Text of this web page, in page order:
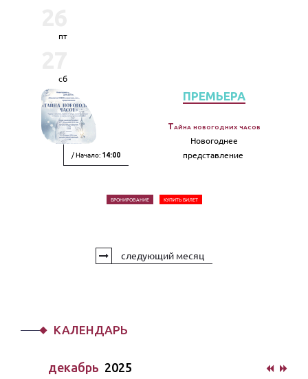
пт
сб
/ Начало: 14:00
ПРЕМЬЕРА
Тайна новогодних часов
Новогоднее
представление
БРОНИРОВАНИЕ КУПИТЬ БИЛЕТ
следующий месяц
КАЛЕНДАРЬ
декабрь 2025